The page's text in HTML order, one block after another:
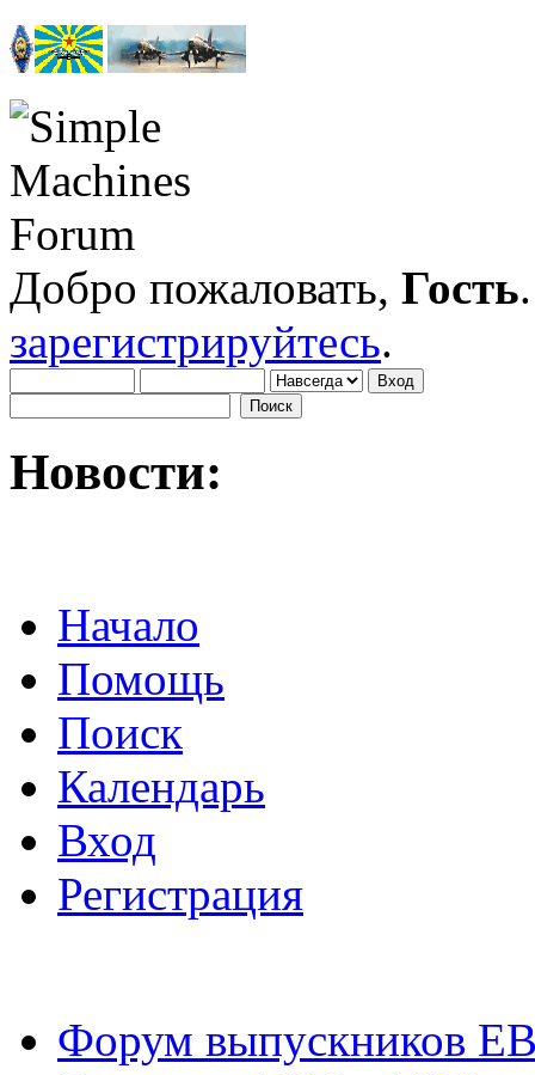
Добро пожаловать, Гость
зарегистрируйтесь.
Новости:
Начало
Помощь
Поиск
Календарь
Вход
Регистрация
Форум выпускников